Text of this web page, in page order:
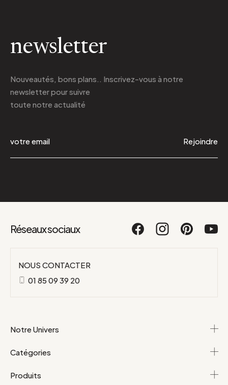
newsletter
Nouveautés, bons plans.. Inscrivez-vous à notre
newsletterpour suivre
toute notre actualité
Rejoindre
Réseaux sociaux
NOUS CONTACTER
01 85 09 39 20
Notre Univers
Catégories
Produits